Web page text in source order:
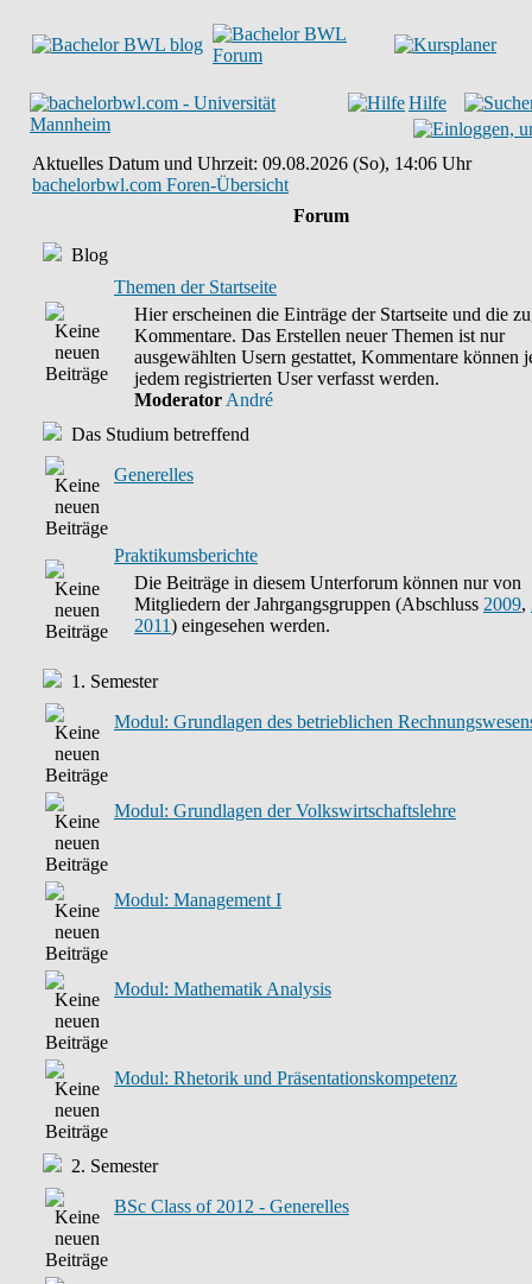
Hilfe
Aktuelles Datum und Uhrzeit: 09.08.2026 (So), 14:06 Uhr
bachelorbwl.com Foren-Übersicht
Forum
Blog
Themen der Startseite
Hier erscheinen die Einträge der Startseite und die
Kommentare. Das Erstellen neuer Themen ist nur
ausgewählten Usern gestattet, Kommentare können
jedem registrierten User verfasst werden.
Moderator André
Das Studium betreffend
Generelles
Praktikumsberichte
Die Beiträge in diesem Unterforum können nur von
Mitgliedern der Jahrgangsgruppen (Abschluss 2009,
2011) eingesehen werden.
1. Semester
Modul: Grundlagen des betrieblichen
Modul: Grundlagen der Volkswirtschaftslehre
Modul: Management I
Modul: Mathematik Analysis
Modul: Rhetorik und Präsentationskompetenz
2. Semester
BSc Class of 2012 - Generelles